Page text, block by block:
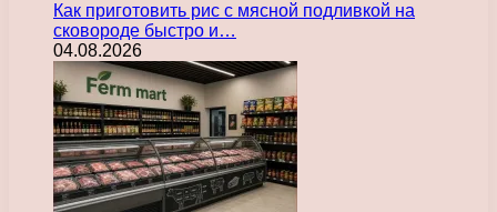
Как приготовить рис с мясной подливкой на
сковороде быстро и…
04.08.2026